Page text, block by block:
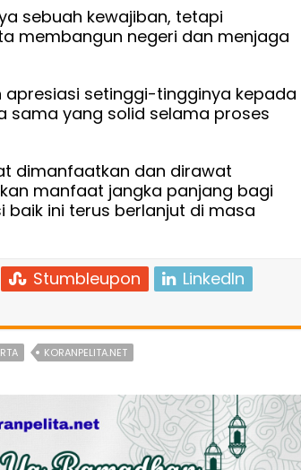
sebuah kewajiban, tetapi
membangun negeri dan menjaga
apresiasi setinggi-tingginya kepada
sama yang solid selama proses
dimanfaatkan dan dirawat
manfaat jangka panjang bagi
ini terus berlanjut di masa
Stumbleupon
LinkedIn
KORANPELITA.NET